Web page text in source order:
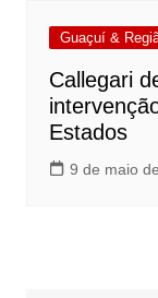
Guaçuí &
Callegari
Estados
9 de maio